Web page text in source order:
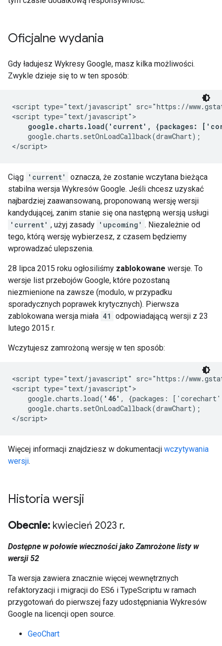
Oficjalne wydania
Gdy ładujesz Wykresy Google, masz kilka możliwości.
Zwykle dzieje się to w ten sposób:
<script type="text/javascript" src="https://
<script type="text/javascript">
google.charts.load('current', {packages:
    google.charts.setOnLoadCallback(drawChart);
Ciąg 'current'
oznacza, że zostanie wczytana bieżąca
stabilna wersja Wykresów Google. Jeśli chcesz uzyskać
najbardziej zaawansowaną, proponowaną wersję wersji
kandydującej, zanim stanie się ona następną wersją usługi
'current' , użyj zasady 'upcoming' . Niezależnie od
tego, którą wersję wybierzesz, z czasem będziemy
wprowadzać ulepszenia.
28 lipca 2015 roku ogłosiliśmy zablokowane wersje. To
wersje list przebojów Google, które pozostaną
niezmienione na zawsze (modulo, w przypadku
sporadycznych poprawek krytycznych). Pierwsza
zablokowana wersja miała 41 odpowiadającą wersji z 23
lutego 2015 r.
Wczytujesz zamrożoną wersję w ten sposób:
<script type="text/javascript" src="https://
<script type="text/javascript">
    google.charts.load(
'46' , {packages:
    google.charts.setOnLoadCallback(drawChart);
Więcej informacji znajdziesz w dokumentacji wczytywania
wersji.
Historia wersji
Obecnie: kwiecień 2023 r.
Dostępne w połowie wieczności jako Zamrożone listy w
wersji 52
Ta wersja zawiera znacznie więcej wewnętrznych
refaktoryzacji i migracji do ES6 i TypeScriptu w ramach
przygotowań do pierwszej fazy udostępniania Wykresów
Google na licencji open source.
GeoChart